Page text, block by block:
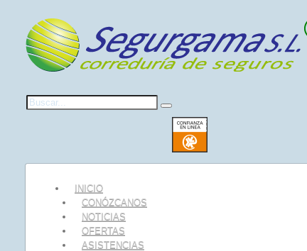
INICIO
CONÓZCANOS
NOTICIAS
OFERTAS
ASISTENCIAS